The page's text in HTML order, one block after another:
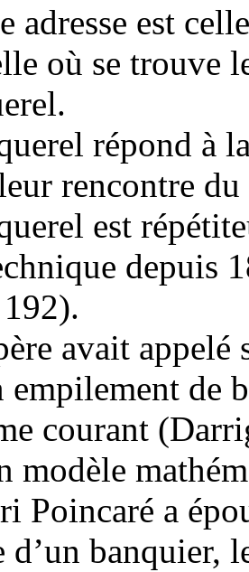
adresse est
où se trouve
répond à
rencontre
est
depuis
).
avait appelé
empilement de
courant
modèle
Poincaré a
banquier,